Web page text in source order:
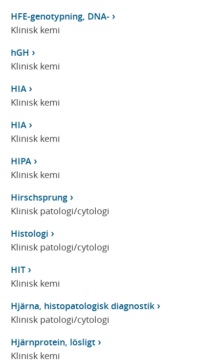
HFE-genotypning, DNA-
Klinisk kemi
hGH
Klinisk kemi
HIA
Klinisk kemi
HIA
Klinisk kemi
HIPA
Klinisk kemi
Hirschsprung
Klinisk patologi/cytologi
Histologi
Klinisk patologi/cytologi
HIT
Klinisk kemi
Hjärna, histopatologisk diagnostik
Klinisk patologi/cytologi
Hjärnprotein, lösligt
Klinisk kemi